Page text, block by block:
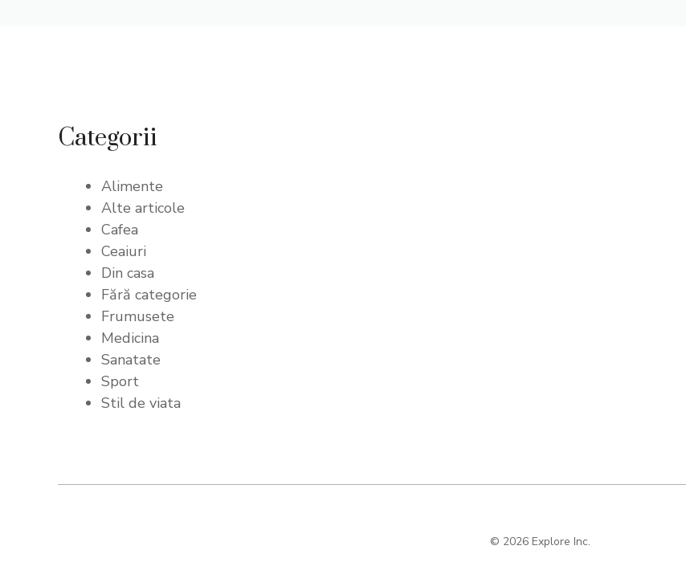
Categorii
Alimente
Alte articole
Cafea
Ceaiuri
Din casa
Fără categorie
Frumusete
Medicina
Sanatate
Sport
Stil de viata
© 2026 Explore Inc.